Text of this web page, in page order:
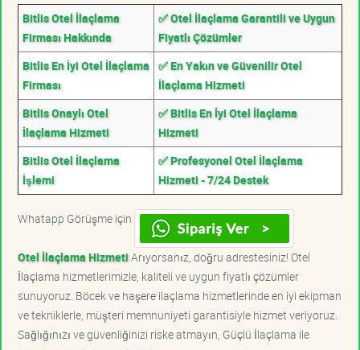
Bitlis Otel İlaçlama
Firması Hakkında
✅ Otel İlaçlama Garantili ve Uygun
Fiyatlı Çözümler
Bitlis En İyi Otel İlaçlama
Firması
✅ En Yakın ve Güvenilir Otel
İlaçlama Hizmeti
Bitlis Onaylı Otel
İlaçlama Hizmeti
✅ Bitlis En İyi Otel İlaçlama
Hizmeti
Bitlis Otel İlaçlama
İşlemi
✅ Profesyonel Otel İlaçlama
Hizmeti - 7/24 Destek
Whatapp Görüşme için
Otel İlaçlama HizmetiArıyorsanız, doğru adrestesiniz! Otel
İlaçlama hizmetlerimizle, kaliteli ve uygun fiyatlı çözümler
sunuyoruz. Böcek ve haşere ilaçlama hizmetlerinde en iyi ekipman
ve tekniklerle, müşteri memnuniyeti garantisiyle hizmet veriyoruz.
Sağlığınızı ve güvenliğinizi riske atmayın, Güçlü İlaçlama ile